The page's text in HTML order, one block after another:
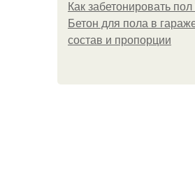
Как забетонировать
Бетон для пола в
состав и пропорции